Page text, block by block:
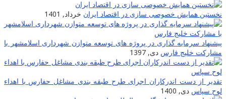
نخستین همایش خصوصی سازی در اقتصاد ایران خرداد, 1401
پیشنهاد سرمایه گذاری در پروژه های توسعه متوازن شهرداری اسلامشهر با
مشارکت خلیج فارس دی, 1397
تقدیر از دست اندرکاران اجرای طرح طبقه بندی مشاغل حفارس با اهداء
لوح سپاس دی, 1400